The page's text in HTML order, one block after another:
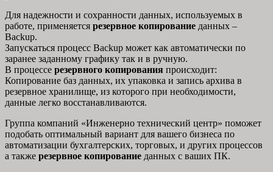
Для надежности и сохранности данных, используемых в
работе, применяется резервное копирование данных –
Backup.
Запускаться процесс Backup может как автоматически по
заранее заданному графику так и в ручную.
В процессе резервного копирования происходит:
Копирование баз данных, их упаковка и запись архива в
резервное хранилище, из которого при необходимости,
данные легко восстанавливаются.
Группа компаний «Инженерно технический центр» поможет
подобать оптимальный вариант для вашего бизнеса по
автоматизации бухгалтерских, торговых, и других процессов
а также резервное копирование данных с ваших ПК.